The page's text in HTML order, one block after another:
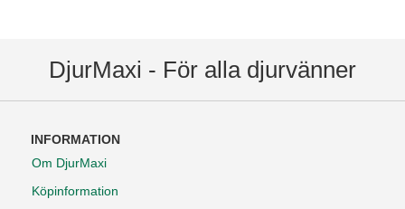
DjurMaxi - För alla djurvänner
INFORMATION
Om DjurMaxi
Köpinformation